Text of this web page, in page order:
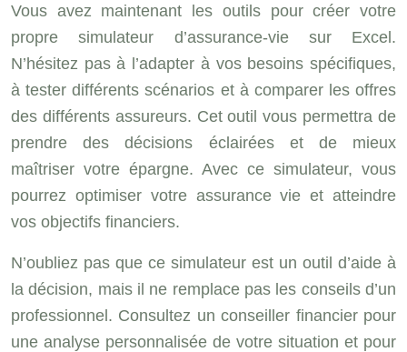
Vous avez maintenant les outils pour créer votre
propre simulateur d’assurance-vie sur Excel.
N’hésitez pas à l’adapter à vos besoins spécifiques,
à tester différents scénarios et à comparer les offres
des différents assureurs. Cet outil vous permettra de
prendre des décisions éclairées et de mieux
maîtriser votre épargne. Avec ce simulateur, vous
pourrez optimiser votre assurance vie et atteindre
vos objectifs financiers.
N’oubliez pas que ce simulateur est un outil d’aide à
la décision, mais il ne remplace pas les conseils d’un
professionnel. Consultez un conseiller financier pour
une analyse personnalisée de votre situation et pour